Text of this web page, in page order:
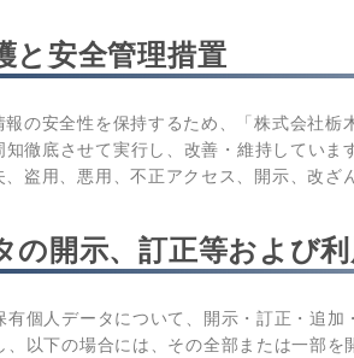
と安全管理措置
報の安全性を保持するため、「株式会社
徹底させて実行し、改善・維持していま
、盗用、悪用、不正アクセス、開示、改
の開示、訂正等および
有個人データについて、開示・訂正・追
以下の場合には、その全部または一部を